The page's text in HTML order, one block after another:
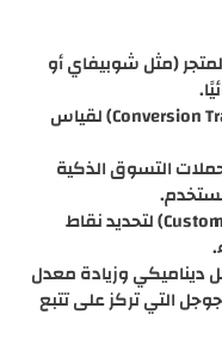
(مثل شوبيفاي أو
استخدام تتبع التحويلات (Conversion Tracking) لقياس
حملات التسوق الذكية
تحليل مسار العميل (Customer Journey) لتحديد نقاط
ديناميكي وزيادة معدل
التي تركز على تتبع